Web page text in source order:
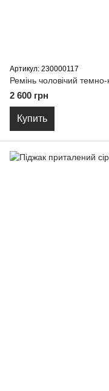
Артикул: 230000117
Ремiнь чоловiчий темно-
2 600 грн
Купить